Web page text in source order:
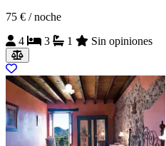
75 € / noche
4
3 1 Sin opiniones